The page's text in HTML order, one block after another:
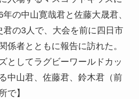
の中山寛哉君と佐藤大晟君、
君の3人で、大会を前に四日市
係者とともに報告に訪れた。
としてラグビーワールドカッ
中山君、佐藤君、鈴木君（前
で】